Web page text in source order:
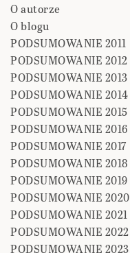
O autorze
O blogu
PODSUMOWANIE 2011
PODSUMOWANIE 2012
PODSUMOWANIE 2013
PODSUMOWANIE 2014
PODSUMOWANIE 2015
PODSUMOWANIE 2016
PODSUMOWANIE 2017
PODSUMOWANIE 2018
PODSUMOWANIE 2019
PODSUMOWANIE 2020
PODSUMOWANIE 2021
PODSUMOWANIE 2022
PODSUMOWANIE 2023